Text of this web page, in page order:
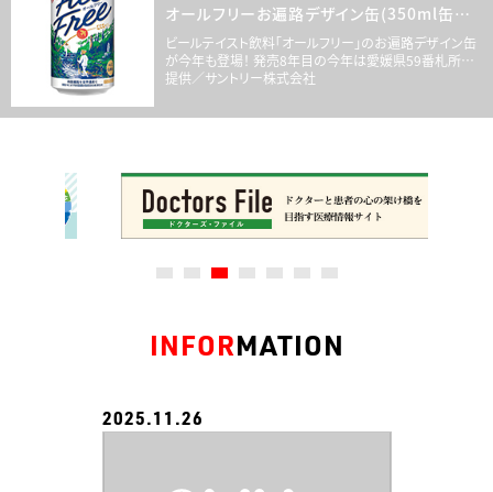
オールフリーお遍路デザイン缶(350ml缶×6
本)
ビールテイスト飲料「オールフリー」のお遍路デザイン缶
が今年も登場！ 発売8年目の今年は愛媛県59番札所国
分寺から60番札所横峰寺にいたる山道をデザイン。売上
提供／サントリー株式会社
INFORMATION
2025.11.26